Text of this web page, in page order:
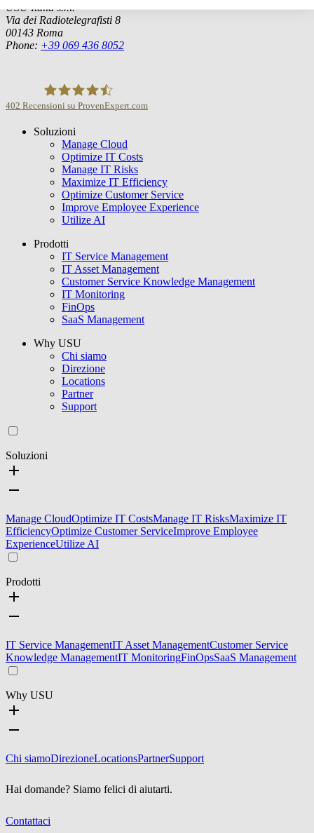
USU Italia s.r.l.
Via dei Radiotelegrafisti 8
00143 Roma
Phone: +39 069 436 8052
USU GmbH
402 Recensioni su ProvenExpert.com
Soluzioni
Manage Cloud
Optimize IT Costs
Manage IT Risks
Maximize IT Efficiency
Optimize Customer Service
Improve Employee Experience
Utilize AI
Prodotti
IT Service Management
IT Asset Management
Customer Service Knowledge Management
IT Monitoring
FinOps
SaaS Management
Why USU
Chi siamo
Direzione
Locations
Partner
Support
Soluzioni
Manage CloudOptimize IT CostsManage IT RisksMaximize IT
EfficiencyOptimize Customer ServiceImprove Employee
ExperienceUtilize AI
Prodotti
IT Service ManagementIT Asset ManagementCustomer Service
Knowledge ManagementIT MonitoringFinOpsSaaS Management
Why USU
Chi siamoDirezioneLocationsPartnerSupport
Hai domande? Siamo felici di aiutarti.
Contattaci